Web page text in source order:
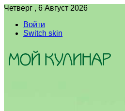
Четверг , 6 Август 2026
Войти
Switch skin